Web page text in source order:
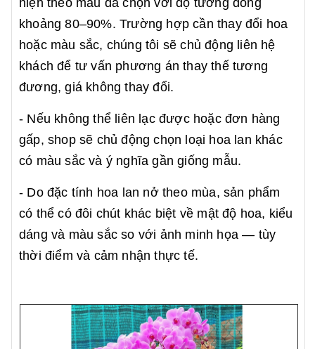
hiện theo mẫu đã chọn với độ tương đồng
khoảng 80–90%. Trường hợp cần thay đổi hoa
hoặc màu sắc, chúng tôi sẽ chủ động liên hệ
khách để tư vấn phương án thay thế tương
đương, giá không thay đổi.
- Nếu không thể liên lạc được hoặc đơn hàng
gấp, shop sẽ chủ động chọn loại hoa lan khác
có màu sắc và ý nghĩa gần giống mẫu.
- Do đặc tính hoa lan nở theo mùa, sản phẩm
có thể có đôi chút khác biệt về mật độ hoa, kiểu
dáng và màu sắc so với ảnh minh họa — tùy
thời điểm và cảm nhận thực tế.